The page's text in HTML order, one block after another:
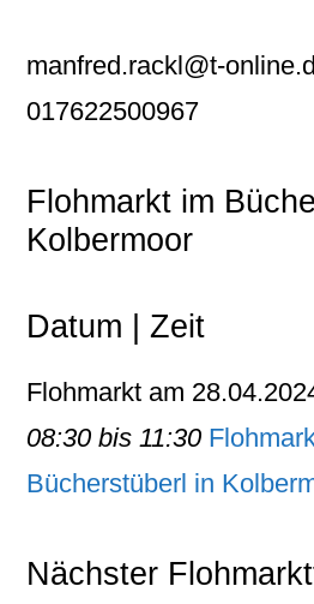
manfred.rackl@t-
017622500967
Flohmarkt im
Kolbermoor
Datum | Zeit
Flohmarkt am
08:30 bis 11:30
Bücherstüberl in
Nächster